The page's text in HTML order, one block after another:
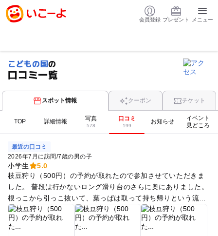
会員登録 プレゼント メニュー
こどもの国の
口コミ一覧
スポット情報 クーポン チケット
TOP 詳細情報 写真
578
口コミ
199
お知らせ
イベント
見どころ
最近の口コミ
2026年7月に訪問/7歳の男の子
小学生
5.0
枝豆狩り（500円）の予約が取れたので参加させていただきま
した。 普段は行かないロング滑り台のさらに奥にありました。
根っこから引っこ抜いて、葉っぱは取って持ち帰りという流れ
で、お皿に山盛りになるくらい取らせていただけて子どもはと
ても喜んでいました。 その後、せっかくなので普段歩かない外
周を歩いたところ、クワガタを捕まえた子どもとすれ違い、事